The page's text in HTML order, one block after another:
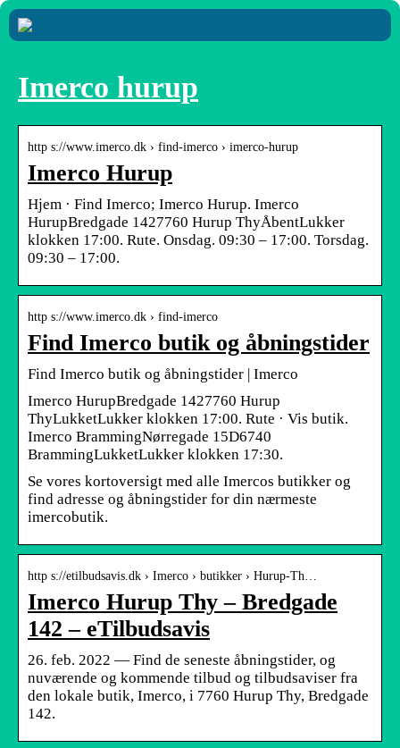
Imerco hurup
http s://www.imerco.dk › find-imerco › imerco-hurup
Imerco Hurup
Hjem · Find Imerco; Imerco Hurup. Imerco
HurupBredgade 1427760 Hurup ThyÅbentLukker
klokken 17:00. Rute. Onsdag. 09:30 – 17:00. Torsdag.
09:30 – 17:00.
http s://www.imerco.dk › find-imerco
Find Imerco butik og åbningstider
Find Imerco butik og åbningstider | Imerco
Imerco HurupBredgade 1427760 Hurup
ThyLukketLukker klokken 17:00. Rute · Vis butik.
Imerco BrammingNørregade 15D6740
BrammingLukketLukker klokken 17:30.
Se vores kortoversigt med alle Imercos butikker og
find adresse og åbningstider for din nærmeste
imercobutik.
http s://etilbudsavis.dk › Imerco › butikker › Hurup-Th…
Imerco Hurup Thy – Bredgade
142 – eTilbudsavis
26. feb. 2022 — Find de seneste åbningstider, og
nuværende og kommende tilbud og tilbudsaviser fra
den lokale butik, Imerco, i 7760 Hurup Thy, Bredgade
142.